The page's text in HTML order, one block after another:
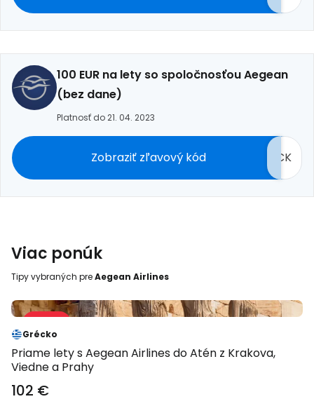
100 EUR na lety so spoločnosťou Aegean
(bez dane)
Platnosť do 21. 04. 2023
Zobraziť zľavový kód CK
Viac ponúk
Tipy vybraných preAegean Airlines
Predaj 50 %
Grécko
Priame lety s Aegean Airlines do Atén z Krakova,
Viedne a Prahy
102 €